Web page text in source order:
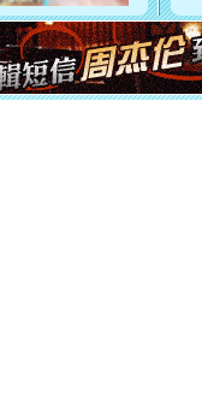
你是我
[元旦]如
起；二是
离。水晶
[元旦]当